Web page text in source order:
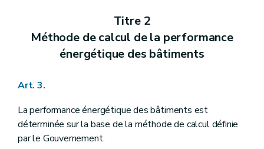
Titre 2
Méthode de calcul de la performance
énergétique des bâtiments
Art. 3.
La performance énergétique des bâtiments est
déterminée sur la base de la méthode de calcul définie
par le Gouvernement.